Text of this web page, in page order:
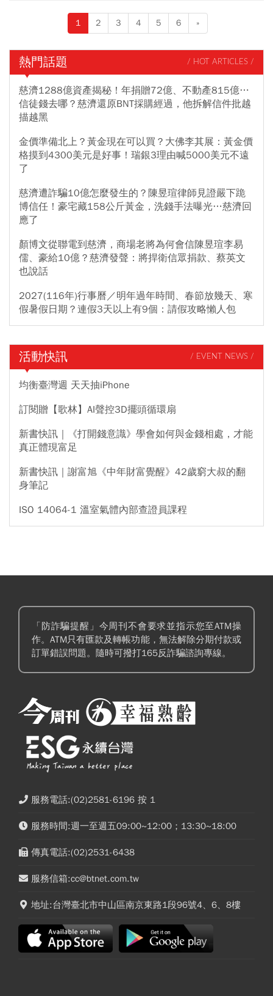
1 2 3 4 5 6 »
熱門話題 / HOT ARTICLES /
慈濟1288億資產揭秘！年捐贈72億、不動產815億…
信徒錢去哪？慈濟還原BNT採購經過，他拆解信件批越
描越黑
金價準備北上？黃金現在可以買？大佛李其展：黃金價
格摸到4300美元是好事！瑞銀3理由喊5000美元不遠
了
慈濟遭詐騙10億怎麼發生的？陳昱瑄律師見證嚴下跪
博信任！豪宅藏158公斤黃金，洗錢手法曝光…慈濟回
應了
顏博文從聯電到慈濟，商場老將為何會信陳昱瑄李易
儒、豪給10億？慈濟發聲：將捍衛信眾捐款、蔡英文
也說話
2027(116年)行事曆／明年過年時間、春節放幾天、寒
假暑假日期？連假3天以上有9個：請假攻略懶人包
活動快訊 / EVENT NEWS /
均衡臺灣週 天天抽iPhone
訂閱贈【歌林】AI聲控3D擺頭循環扇
新書快訊｜《打開錢意識》學會如何與金錢相處，才能
真正體現富足
新書快訊｜謝富旭《中年財富覺醒》42歲窮大叔的翻
身筆記
ISO 14064-1 溫室氣體內部查證員課程
「防詐騙提醒」今周刊不會要求並指示您至ATM操
作。ATM只有匯款及轉帳功能，無法解除分期付款或
訂單錯誤問題。隨時可撥打165反詐騙諮詢專線。
服務電話:(02)2581-6196 按 1
服務時間:週一至週五09:00~12:00；13:30~18:00
傳真電話:(02)2531-6438
服務信箱:cc@btnet.com.tw
地址:台灣臺北市中山區南京東路1段96號4、6、8樓